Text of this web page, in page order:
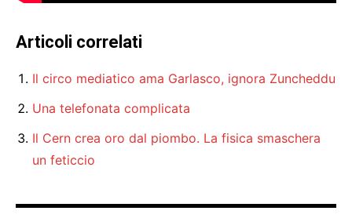
Articoli correlati
Il circo mediatico ama Garlasco, ignora Zuncheddu
Una telefonata complicata
Il Cern crea oro dal piombo. La fisica smaschera
un feticcio